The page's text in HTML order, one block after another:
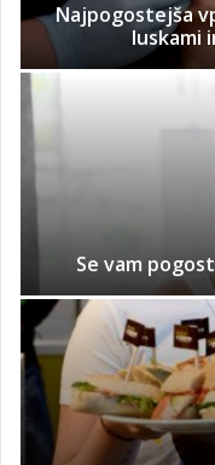
Najpogostejša
luskami
Se vam